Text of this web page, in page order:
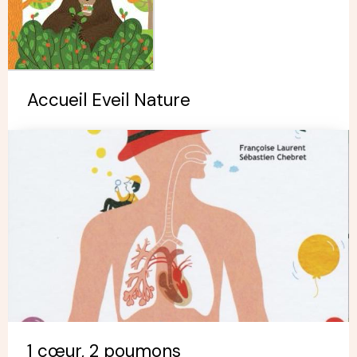
Accueil Eveil Nature
1 cœur, 2 poumons